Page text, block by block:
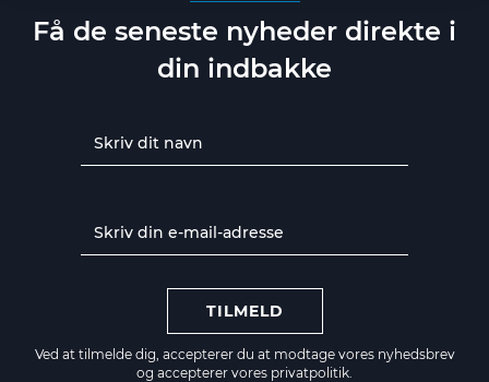
Få de seneste nyheder direkte i
din indbakke
TILMELD
Ved at tilmelde dig, accepterer du at modtage vores nyhedsbrev
og accepterer vores privatpolitik.